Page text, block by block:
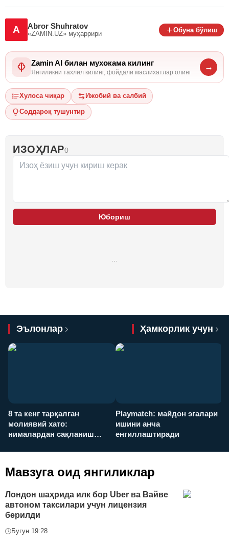
A Abror Shuhratov
«ZAMIN.UZ» муҳаррири
Обуна бўлиш
Zamin AI билан мухокама килинг
Янгиликни тахлил килинг, фойдали маслихатлар олинг
→
Хулоса чиқар Ижобий ва салбий
Соддароқ тушунтир
ИЗОҲЛАР0
Юбориш
…
Эълонлар Ҳамкорлик учун
8 та кенг тарқалган
молиявий хато:
нималардан сақланиш
Playmatch: майдон эгалари
ишини анча
енгиллаштиради
Мавзуга оид янгиликлар
Лондон шаҳрида илк бор Uber ва Вайве
автоном таксилари учун лицензия
берилди
Бугун 19:28